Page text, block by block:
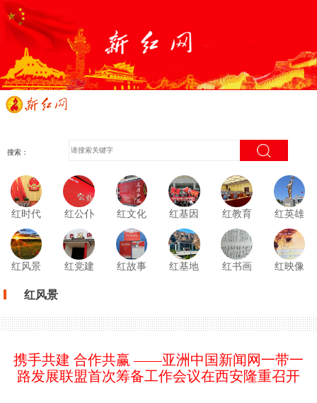
搜索：
红时代 红公仆 红文化 红基因 红教育 红英雄
红风景 红党建 红故事 红基地 红书画 红映像
红风景
携手共建 合作共赢 ——亚洲中国新闻网一带一
路发展联盟首次筹备工作会议在西安隆重召开